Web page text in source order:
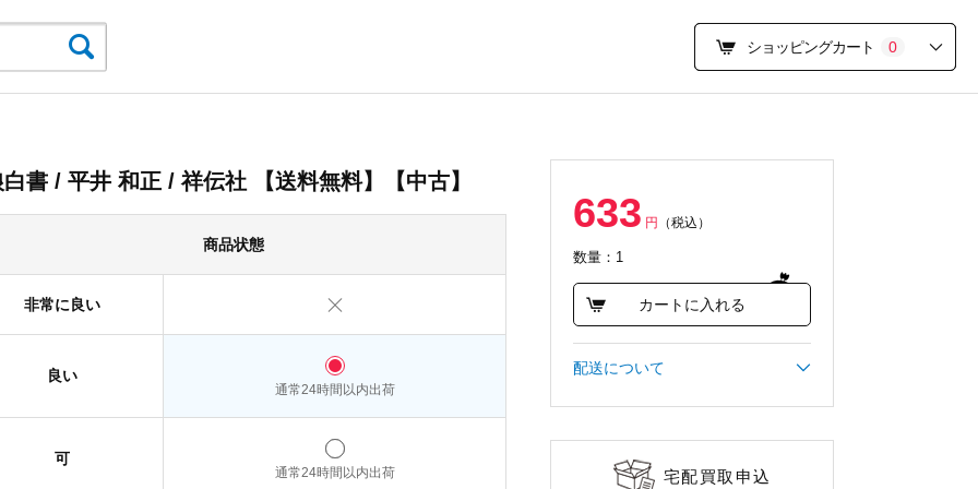
ショッピングカート 0
633 円 （税込）
数量：1
カートに入れる
配送について
宅配買取申込
書 / 平井 和正 / 祥伝社 【送料無料】【中古】
商品状態
非常に良い
良い
通常24時間以内出荷
可
通常24時間以内出荷